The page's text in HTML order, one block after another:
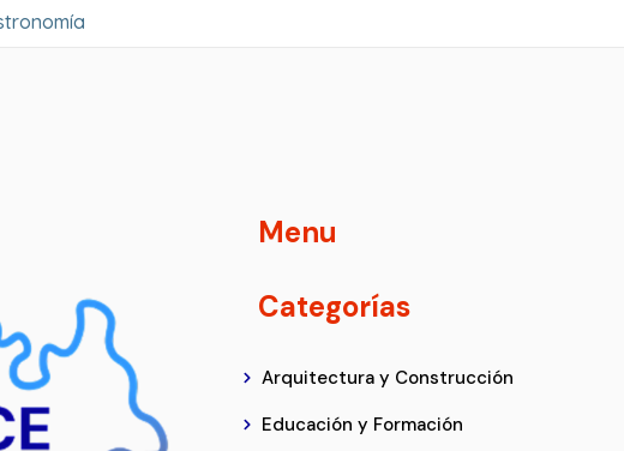
Menu
Categorías
Arquitectura y Construcción
Educación y Formación